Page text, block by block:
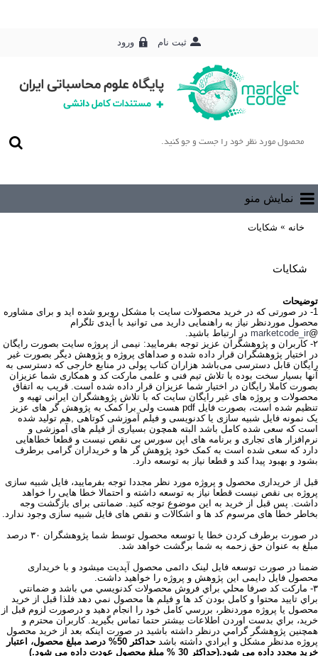
ورود ثبت نام
نمایش منو
خانه شکایات
شکایات
توضیحات
1- در صورتی که در خرید محصولات سایت با مشکل روبرو شده اید و برای مشاوره
محصول موردنظر نیاز به راهنمایی دارید می توانید با آیدی تلگرام
@
marketcode_ir در ارتباط باشید.
۲- کاربران و پژوهشگران عزیز توجه بفرمایید: نیمی از پروژه سایت بصورت رایگان
در اختیار پژوهشگران قرار داده شده و صداهای پروژه و پژوهش دیگر بصورت غیر
رایگان قابل دسترسی می‌باشد هزاران کتاب پولی در منابع خارجی که دسترسی به
آنها بسیار سخت بوده با تلاش تیم فنی و علمی مارکت کد و همکاری شما عزیزان
بصورت کاملا رایگان در اختیار شما عزیزان قرار داده شده است. قریب به اتفاق
محصولات و پروژه های غیر رایگان سایت که با تلاش پژوهشگران ایرانی تهیه و
تنظیم شده است، بصورت فایل pdf هست ولی برا کمک به پژوهش گر های عزیز
یک نمونه فایل شبیه سازی یا کدنویسی و فیلم آموزشی کوتاهی ,هم تولید شده
است که سعی شده کامل باشد البته همچون بسیاری از فیلم های آموزشی و
نرم‌افزار های تجاری و برنامه های اپن سورس بی نقص نیست و قطعا خطاهایی
دارد که سعی شده است به کمک خود پژوهش گر ها و خریداران گرامی برطرف
بشود و بهبود پیدا کند و قطعا نیاز به توسعه دارد.
قبل از خریداری محصول و پروژه مورد نظر مجددا توجه بفرمایید، فایل شبیه سازی
پروژه بی نقص نیست قطعا نیاز به توسعه داشته و احتمالا خطا هایی را خواهد
داشت. پس قبل از خرید به این موضوع توجه کنید. ضمانتی برای بازگشت وجه
بخاطر خطا های مرسوم کد ها و اشکالات و نقص های فایل شبیه سازی وجود ندارد.
در صورت برطرف کردن خطا یا توسعه محصول توسط شما پژوهشگران ۳۰ درصد
مبلغ به عنوان حق زحمه به شما برگشت خواهد شد.
ضمنا در صورت توسعه فایل لینک دائمی محصول آپدیت میشود و با خریداری
محصول فایل دایمی این پژوهش و پروژه را خواهید داشت.
۳- ماركت كد صرفا محلي براي فروش محصولات كدنويسي مي باشد و ضمانتي
براي تاييد محتوا و کامل بودن کد ها و فیلم ها محصول نمي دهد فلذا قبل از خريد
محصول يا پروژه موردنظر، بررسي كامل خود را انجام دهيد و درصورت لزوم قبل از
خريد، براي بدست اوردن اطلاعات بيشتر حتما تماس بگيريد. كاربران محترم و
همچنين پژوهشگر گرامي درنظر داشته باشيد در صورت اينكه بعد از خريد محصول
پروژه مدنظر مشكل و ايرادي داشته باشد
حداكثر 50% درصد مبلغ محصول، اعتبار
خريد مجدد داده مي شود.(حداكثر 30 % مبلغ محصول عودت داده مي شود.)